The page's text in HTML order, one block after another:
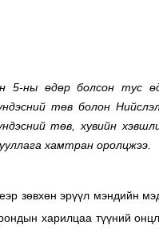
5-ны өдөр болсон тус
төв болон
төв, хувийн
хамтран оролцжээ.
зөвхөн эрүүл мэндийн
харилцаа түүний